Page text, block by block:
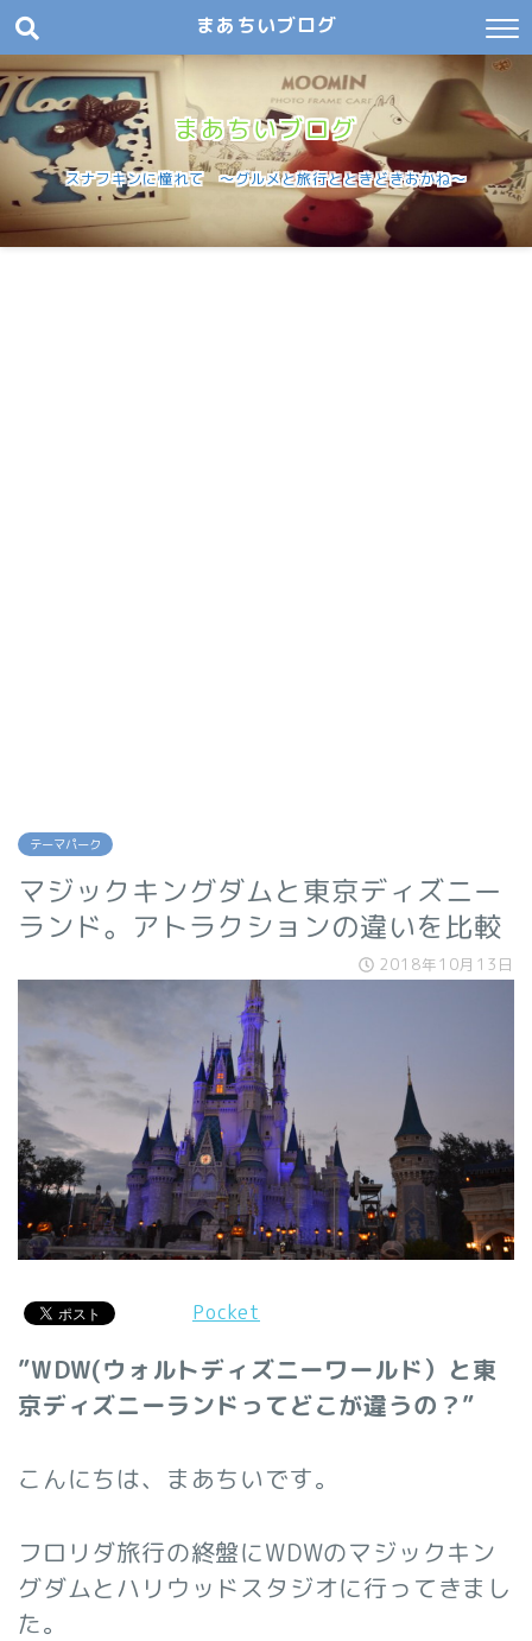
まあちいブログ
まあちいブログ
スナフキンに憧れて 〜グルメと旅行とときどきおかね〜
テーマパーク
マジックキングダムと東京ディズニー
ランド。アトラクションの違いを比較
2018年10月13日
Pocket
”WDW(ウォルトディズニーワールド）と東
京ディズニーランドってどこが違うの？”
こんにちは、まあちいです。
フロリダ旅行の終盤にWDWのマジックキン
グダムとハリウッドスタジオに行ってきまし
た。